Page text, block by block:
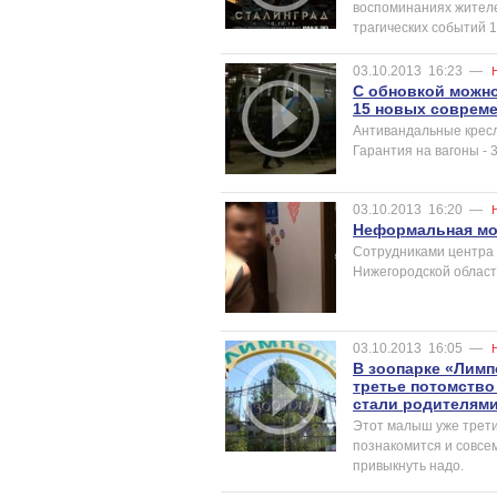
воспоминаниях
трагических событий
03.10.2013 16:23 —
С обновкой
15 новых
Антивандальные
Гарантия на вагоны -
03.10.2013 16:20 —
Неформальная
Сотрудниками
Нижегородской
03.10.2013 16:05 —
В зоопарке
третье
стали
Этот малыш уже
познакомится и
привыкнуть надо.